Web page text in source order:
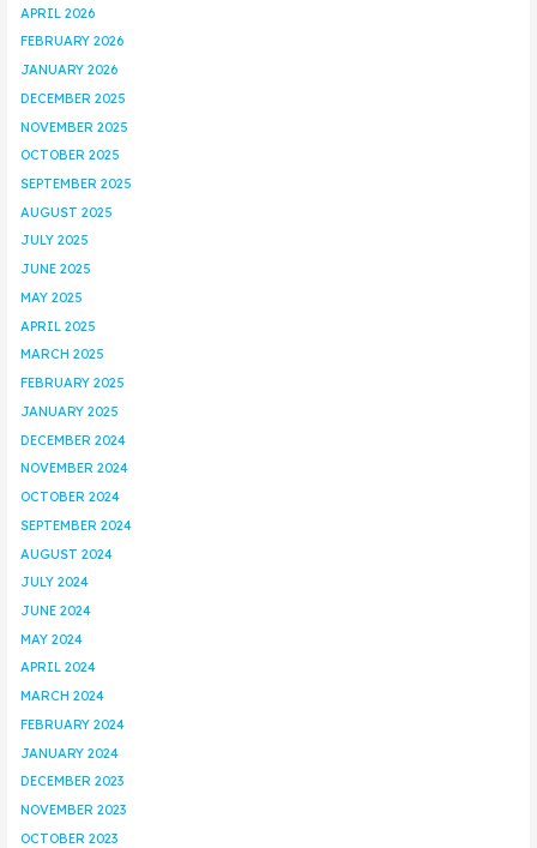
APRIL 2026
FEBRUARY 2026
JANUARY 2026
DECEMBER 2025
NOVEMBER 2025
OCTOBER 2025
SEPTEMBER 2025
AUGUST 2025
JULY 2025
JUNE 2025
MAY 2025
APRIL 2025
MARCH 2025
FEBRUARY 2025
JANUARY 2025
DECEMBER 2024
NOVEMBER 2024
OCTOBER 2024
SEPTEMBER 2024
AUGUST 2024
JULY 2024
JUNE 2024
MAY 2024
APRIL 2024
MARCH 2024
FEBRUARY 2024
JANUARY 2024
DECEMBER 2023
NOVEMBER 2023
OCTOBER 2023